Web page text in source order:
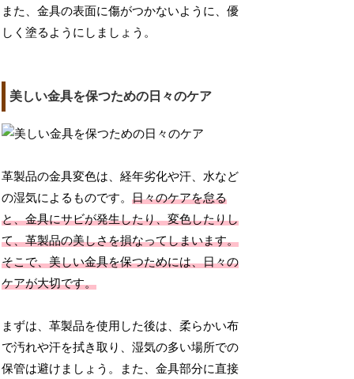
また、金具の表面に傷がつかないように、優
しく塗るようにしましょう。
美しい金具を保つための日々のケア
革製品の金具変色は、経年劣化や汗、水など
の湿気によるものです。日々のケアを怠る
と、金具にサビが発生したり、変色したりし
て、革製品の美しさを損なってしまいます。
そこで、美しい金具を保つためには、日々の
ケアが大切です。
まずは、革製品を使用した後は、柔らかい布
で汚れや汗を拭き取り、湿気の多い場所での
保管は避けましょう。また、金具部分に直接